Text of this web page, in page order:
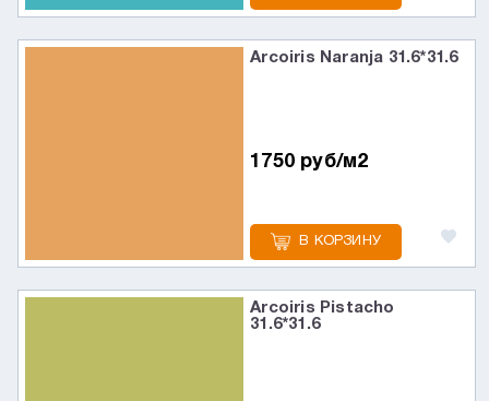
Arcoiris Naranja 31.6*31.6
1750 руб/м2
В КОРЗИНУ
Arcoiris Pistacho
31.6*31.6